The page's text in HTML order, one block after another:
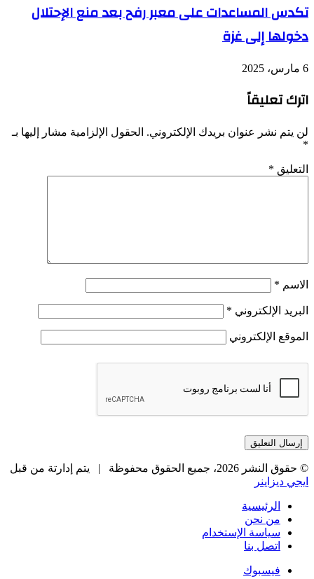
تكدس المساعدات على معبر رفح بعد منع الإحتلال
دخولها إلى غزة
6 مارس، 2025
اترك تعليقاً
لن يتم نشر عنوان بريدك الإلكتروني. الحقول الإلزامية مشار إليها بـ
*
التعليق *
الاسم *
البريد الإلكتروني *
الموقع الإلكتروني
© حقوق النشر 2026، جميع الحقوق محفوظة |
يتم إدارتة من قبل
ايجي ديزاينر
الرئيسية
من نحن
سياسة الإستخدام
اتصل بنا
فيسبوك